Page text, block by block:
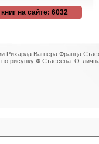
на сайте: 6032
Рихарда Вагнера Франца
рисунку Ф.Стассена.